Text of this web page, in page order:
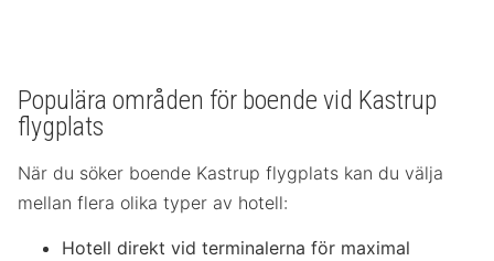
Populära områden för boende vid Kastrup
flygplats
När du söker boende Kastrup flygplats kan du välja
mellan flera olika typer av hotell:
Hotell direkt vid terminalerna för maximal